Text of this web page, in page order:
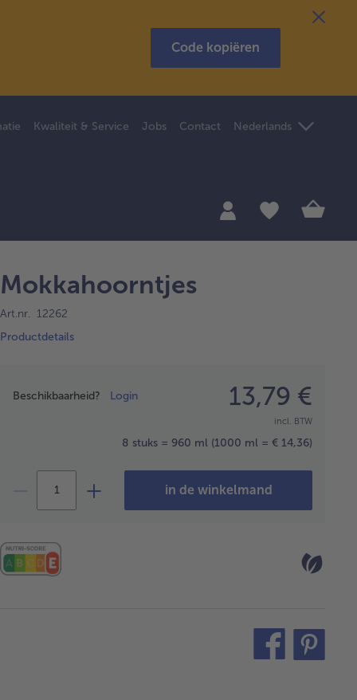
Code kopiëren
Kwaliteit & Service Jobs Contact Nederlands
Mokkahoorntjes
Art.nr. 12262
Productdetails
Beschikbaarheid? Login 13,79 €
incl. BTW
8 stuks = 960 ml (1000 ml = € 14,36)
in de winkelmand
teilen